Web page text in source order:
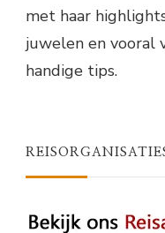
met haar
juwelen en vooral
handige tips.